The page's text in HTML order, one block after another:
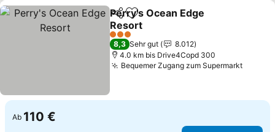
TeilenZu Favoriten hinzufügen
Perry's Ocean Edge
Resort
3 Sterne
8,3 Sehr gut
8.012
4.0 km bis Drive4Copd 300
Bequemer Zugang zum Supermarkt
Ab 110 €